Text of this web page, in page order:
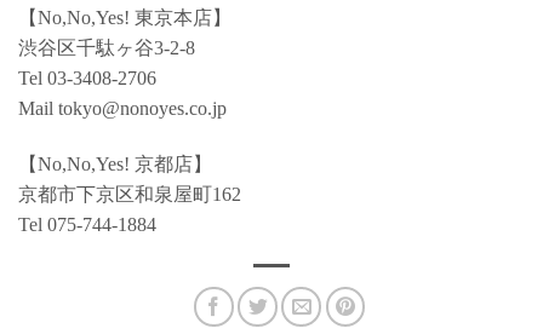
【No,No,Yes! 東京本店】
渋谷区千駄ヶ谷3-2-8
Tel 03-3408-2706
Mail tokyo@nonoyes.co.jp
【No,No,Yes! 京都店】
京都市下京区和泉屋町162
Tel 075-744-1884